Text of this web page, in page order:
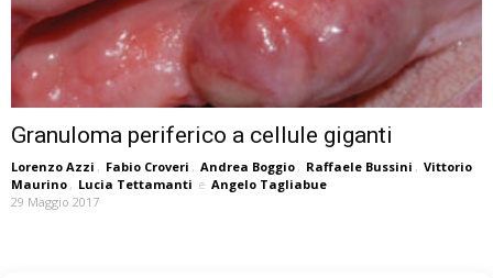
Granuloma periferico a cellule giganti
Lorenzo Azzi , Fabio Croveri , Andrea Boggio , Raffaele Bussini , Vittorio
Maurino , Lucia Tettamanti e Angelo Tagliabue
29 Maggio 2017